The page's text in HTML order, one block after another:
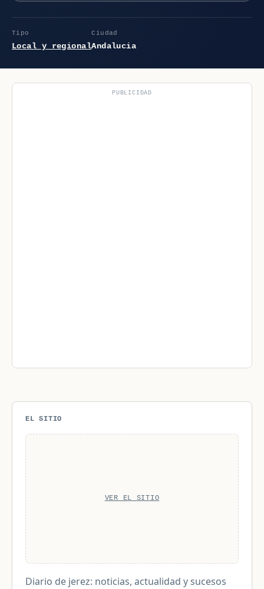
Tipo
Local y regional
Ciudad
Andalucia
PUBLICIDAD
EL SITIO
VER EL SITIO
Diario de jerez: noticias, actualidad y sucesos